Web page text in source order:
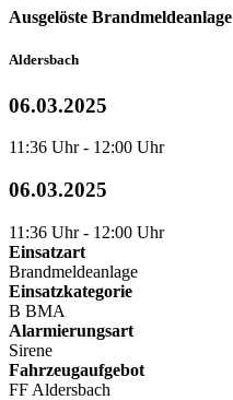
Ausgelöste Brandmeldeanlage
Aldersbach
06.03.2025
11:36 Uhr - 12:00 Uhr
06.03.2025
11:36 Uhr - 12:00 Uhr
Einsatzart
Brandmeldeanlage
Einsatzkategorie
B BMA
Alarmierungsart
Sirene
Fahrzeugaufgebot
FF Aldersbach